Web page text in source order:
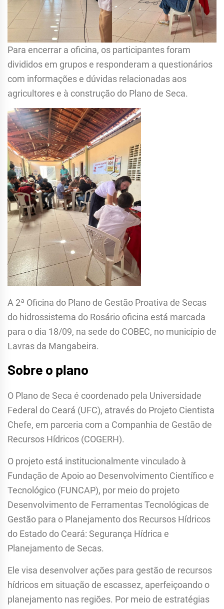
Para encerrar a oficina, os participantes foram
divididos em grupos e responderam a questionários
com informações e dúvidas relacionadas aos
agricultores e à construção do Plano de Seca.
A 2ª Oficina do Plano de Gestão Proativa de Secas
do hidrossistema do Rosário oficina está marcada
para o dia 18/09, na sede do COBEC, no município de
Lavras da Mangabeira.
Sobre o plano
O Plano de Seca é coordenado pela Universidade
Federal do Ceará (UFC), através do Projeto Cientista
Chefe, em parceria com a Companhia de Gestão de
Recursos Hídricos (COGERH).
O projeto está institucionalmente vinculado à
Fundação de Apoio ao Desenvolvimento Científico e
Tecnológico (FUNCAP), por meio do projeto
Desenvolvimento de Ferramentas Tecnológicas de
Gestão para o Planejamento dos Recursos Hídricos
do Estado do Ceará: Segurança Hídrica e
Planejamento de Secas.
Ele visa desenvolver ações para gestão de recursos
hídricos em situação de escassez, aperfeiçoando o
planejamento nas regiões. Por meio de estratégias